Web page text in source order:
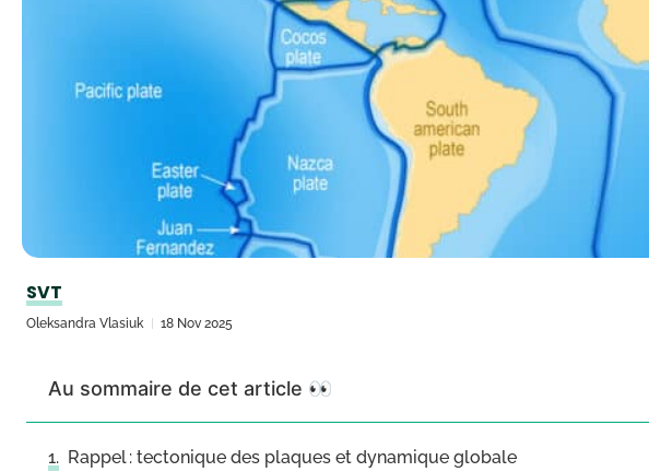
SVT
Oleksandra Vlasiuk 18 Nov 2025
Au sommaire de cet article 👀
Rappel : tectonique des plaques et dynamique globale